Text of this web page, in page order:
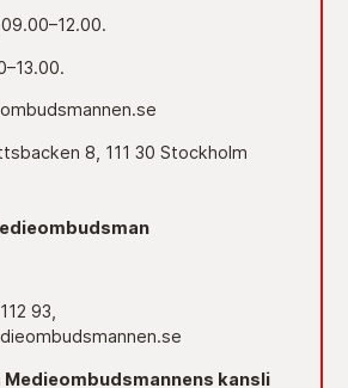
8, 111 30 Stockholm
93,
kansli